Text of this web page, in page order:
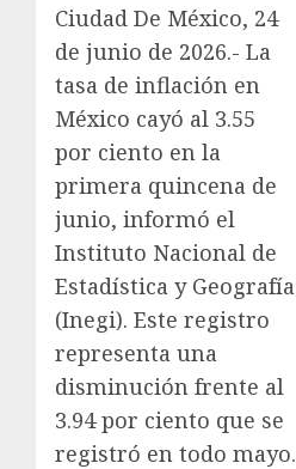
Ciudad De México, 24
de junio de 2026.- La
tasa de inflación en
México cayó al 3.55
por ciento en la
primera quincena de
junio, informó el
Instituto Nacional de
Estadística y Geografía
(Inegi). Este registro
representa una
disminución frente al
3.94 por ciento que se
registró en todo mayo.